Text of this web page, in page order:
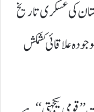
کی عسکری تاریخ
علاقائی کشمکش